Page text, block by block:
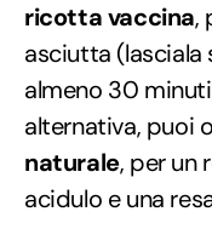
ricotta vaccina,
asciutta (lasciala
almeno 30
alternativa, puoi
naturale, per un
acidulo e una